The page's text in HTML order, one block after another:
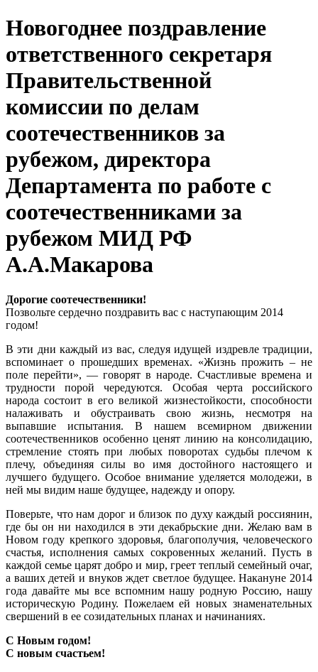
Новогоднее поздравление
ответственного секретаря
Правительственной
комиссии по делам
соотечественников за
рубежом, директора
Департамента по работе с
соотечественниками за
рубежом МИД РФ
А.А.Макарова
Дорогие соотечественники!
Позвольте сердечно поздравить вас с наступающим 2014
годом!
В эти дни каждый из вас, следуя идущей издревле традиции,
вспоминает о прошедших временах. «Жизнь прожить – не
поле перейти», — говорят в народе. Счастливые времена и
трудности порой чередуются. Особая черта российского
народа состоит в его великой жизнестойкости, способности
налаживать и обустраивать свою жизнь, несмотря на
выпавшие испытания. В нашем всемирном движении
соотечественников особенно ценят линию на консолидацию,
стремление стоять при любых поворотах судьбы плечом к
плечу, объединяя силы во имя достойного настоящего и
лучшего будущего. Особое внимание уделяется молодежи, в
ней мы видим наше будущее, надежду и опору.
Поверьте, что нам дорог и близок по духу каждый россиянин,
где бы он ни находился в эти декабрьские дни. Желаю вам в
Новом году крепкого здоровья, благополучия, человеческого
счастья, исполнения самых сокровенных желаний. Пусть в
каждой семье царят добро и мир, греет теплый семейный очаг,
а ваших детей и внуков ждет светлое будущее. Накануне 2014
года давайте мы все вспомним нашу родную Россию, нашу
историческую Родину. Пожелаем ей новых знаменательных
свершений в ее созидательных планах и начинаниях.
С Новым годом!
C новым счастьем!